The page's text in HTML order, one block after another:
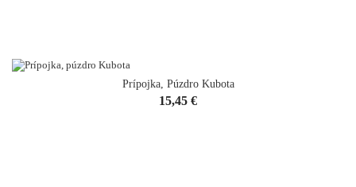
Prípojka, Púzdro Kubota
Cena
15,45 €